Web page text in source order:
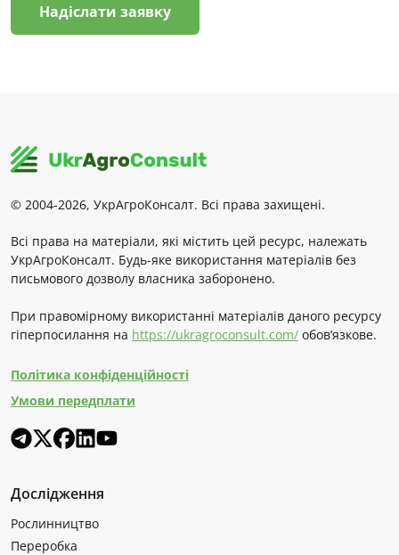
Надіслати заявку
© 2004-2026, УкрАгроКонсалт. Всі права захищені.
Всі права на матеріали, які містить цей ресурс, належать
УкрАгроКонсалт. Будь-яке використання матеріалів без
письмового дозволу власника заборонено.
При правомірному використанні матеріалів даного ресурсу
гіперпосилання на https://ukragroconsult.com/ обов’язкове.
Політика конфіденційності
Умови передплати
Дослідження
Рослинництво
Переробка